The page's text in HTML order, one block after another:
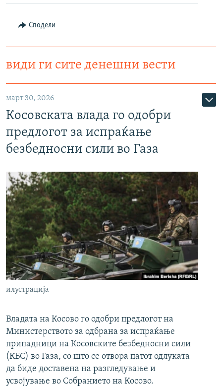
Сподели
види ги сите денешни вести
март 30, 2026
Косовската влада го одобри
предлогот за испраќање
безбедносни сили во Газа
илустрација
Владата на Косово го одобри предлогот на
Министерството за одбрана за испраќање
припадници на Косовските безбедносни сили
(КБС) во Газа, со што се отвора патот одлуката
да биде доставена на разгледување и
усвојување во Собранието на Косово.